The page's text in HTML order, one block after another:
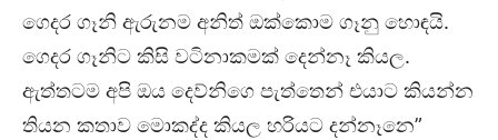
ගෙදර ගෑනි ඇරුනම අනිත් ඔක්කොම ගෑනු හොඳයි.
ගෙදර ගෑනිට කිසි වටිනාකමක් දෙන්නෑ කියල.
ඇත්තටම අපි ඔය දෙව්නිගෙ පැත්තෙන් එයාට කියන්න
තියන කතාව මොකද්ද කියල හරියට දන්නෑනෙ”